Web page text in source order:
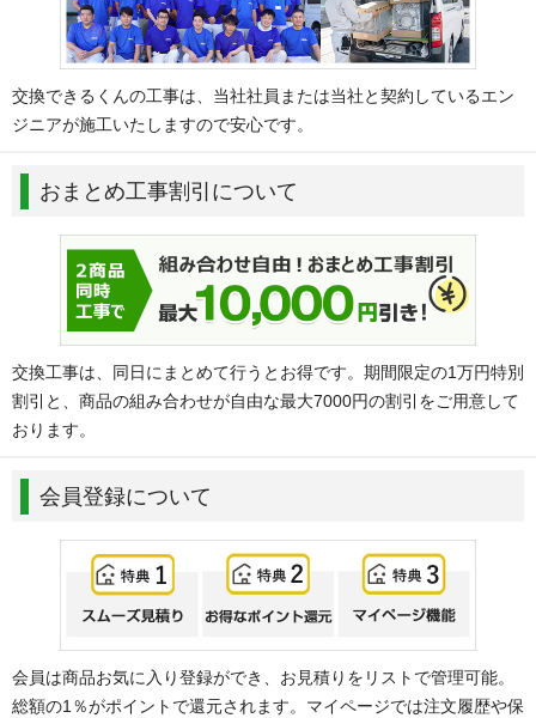
交換できるくんの工事は、当社社員または当社と契約しているエン
ジニアが施工いたしますので安心です。
おまとめ工事割引について
交換工事は、同日にまとめて行うとお得です。期間限定の1万円特別
割引と、商品の組み合わせが自由な最大7000円の割引をご用意して
おります。
会員登録について
会員は商品お気に入り登録ができ、お見積りをリストで管理可能。
総額の1％がポイントで還元されます。マイページでは注文履歴や保